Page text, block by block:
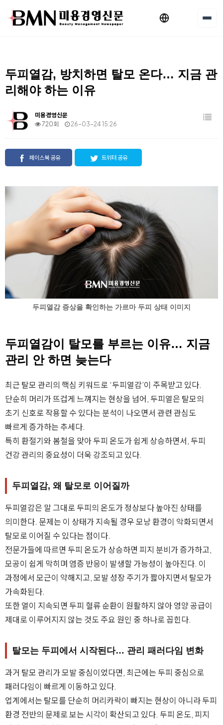
두피열감, 방치하면 탈모 온다… 지금 관
리해야 하는 이유
미용경영신문
720회
26-03-24 15:26
페이스북 공유 트위터 공유
두피열감 증상을 확인하는 가르마 두피 상태 이미지
두피열감이 탈모를 부르는 이유… 지금
관리 안 하면 늦는다
최근 탈모 관리의 핵심 키워드로 ‘두피열감’이 주목받고 있다.
단순히 머리가 뜨겁게 느껴지는 현상을 넘어, 두피열은 탈모의
초기 신호로 작용할 수 있다는 분석이 나오면서 관련 관심도
빠르게 증가하는 추세다.
특히 환절기와 봄철을 맞아 두피 온도가 쉽게 상승하면서, 두피
건강 관리의 중요성이 더욱 강조되고 있다.
두피열감, 왜 탈모로 이어질까
두피열감은 말 그대로 두피의 온도가 정상보다 높아진 상태를
의미한다. 문제는 이 상태가 지속될 경우 모낭 환경이 악화되면서
탈모로 이어질 수 있다는 점이다.
전문가들에 따르면 두피 온도가 상승하면 피지 분비가 증가하고,
모공이 쉽게 막히며 염증 반응이 발생할 가능성이 높아진다. 이
과정에서 모근이 약해지고, 모발 성장 주기가 짧아지면서 탈모가
가속화된다.
또한 열이 지속되면 두피 혈류 순환이 원활하지 않아 영양 공급이
제대로 이루어지지 않는 것도 주요 원인 중 하나로 꼽힌다.
탈모는 두피에서 시작된다… 관리 패러다임 변화
과거 탈모 관리가 모발 중심이었다면, 최근에는 두피 중심으로
패러다임이 빠르게 이동하고 있다.
업계에서는 탈모를 단순히 머리카락이 빠지는 현상이 아니라 두피
환경 전반의 문제로 보는 시각이 확산되고 있다. 두피 온도, 피지